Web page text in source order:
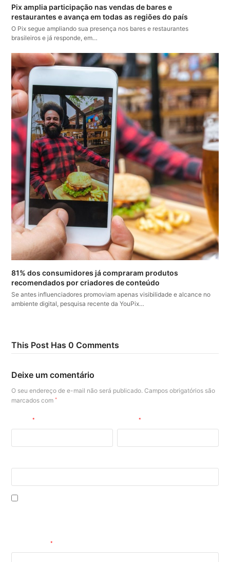
Pix amplia participação nas vendas de bares e
restaurantes e avança em todas as regiões do país
O Pix segue ampliando sua presença nos bares e restaurantes
brasileiros e já responde, em…
81% dos consumidores já compraram produtos
recomendados por criadores de conteúdo
Se antes influenciadores promoviam apenas visibilidade e alcance no
ambiente digital, pesquisa recente da YouPix…
This Post Has 0 Comments
Deixe um comentário
O seu endereço de e-mail não será publicado. Campos obrigatórios são
marcados com*
Nome* E-mail*
Comentário*